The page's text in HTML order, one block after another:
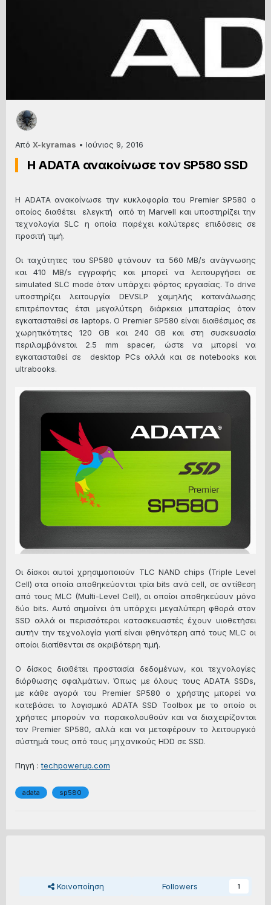
Από X-kyramas • Ιούνιος 9, 2016
Η ADATA ανακοίνωσε τον SP580 SSD
Η ADATA ανακοίνωσε την κυκλοφορία του Premier SP580 ο
οποίος διαθέτει ελεγκτή από τη Marvell και υποστηρίζει την
τεχνολογία SLC η οποία παρέχει καλύτερες επιδόσεις σε
προσιτή τιμή.
Οι ταχύτητες του SP580 φτάνουν τα 560 MB/s ανάγνωσης
και 410 MB/s εγγραφής και μπορεί να λειτουργήσει σε
simulated SLC mode όταν υπάρχει φόρτος εργασίας. Το drive
υποστηρίζει λειτουργία DEVSLP χαμηλής κατανάλωσης
επιτρέποντας έτσι μεγαλύτερη διάρκεια μπαταρίας όταν
εγκατασταθεί σε laptops. O Premier SP580 είναι διαθέσιμος σε
χωρητικότητες 120 GB και 240 GB και στη συσκευασία
περιλαμβάνεται 2.5 mm spacer, ώστε να μπορεί να
εγκατασταθεί σε desktop PCs αλλά και σε notebooks και
ultrabooks.
Οι δίσκοι αυτοί χρησιμοποιούν TLC NAND chips (Triple Level
Cell) στα οποία αποθηκεύονται τρία bits ανά cell, σε αντίθεση
από τους MLC (Multi-Level Cell), οι οποίοι αποθηκεύουν μόνο
δύο bits. Αυτό σημαίνει ότι υπάρχει μεγαλύτερη φθορά στον
SSD αλλά οι περισσότεροι κατασκευαστές έχουν υιοθετήσει
αυτήν την τεχνολογία γιατί είναι φθηνότερη από τους MLC οι
οποίοι διατίθενται σε ακριβότερη τιμή.
Ο δίσκος διαθέτει προστασία δεδομένων, και τεχνολογίες
διόρθωσης σφαλμάτων. Όπως με όλους τους ADATA SSDs,
με κάθε αγορά του Premier SP580 ο χρήστης μπορεί να
κατεβάσει το λογισμικό ADATA SSD Toolbox με το οποίο οι
χρήστες μπορούν να παρακολουθούν και να διαχειρίζονται
τον Premier SP580, αλλά και να μεταφέρουν το λειτουργικό
σύστημά τους από τους μηχανικούς HDD σε SSD.
Πηγή :techpowerup.com
adata sp580
Κοινοποίηση Followers 1